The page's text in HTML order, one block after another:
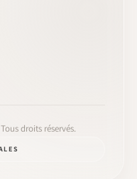
droits réservés.